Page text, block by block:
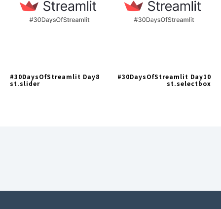
#30DaysOfStreamlit Day8
st.slider
#30DaysOfStreamlit Day10
st.selectbox